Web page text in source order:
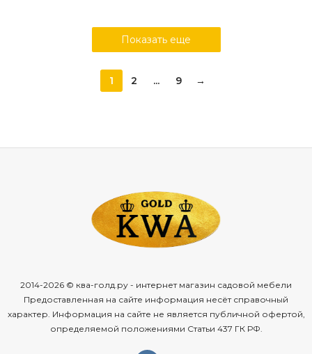
Показать еще
1 2 ... 9 →
2014-2026 © ква-голд.ру - интернет магазин садовой мебели
Предоставленная на сайте информация несёт справочный
характер. Информация на сайте не является публичной офертой,
определяемой положениями Статьи 437 ГК РФ.